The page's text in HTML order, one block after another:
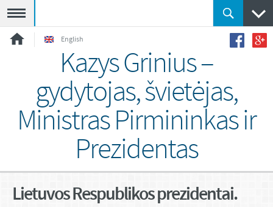
English
Kazys Grinius –
gydytojas, švietėjas,
Ministras Pirmininkas ir
Prezidentas
Lietuvos Respublikos prezidentai.